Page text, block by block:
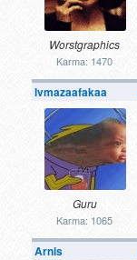
Worstgraphics
Karma: 1470
lvmazaafakaa
Guru
Karma: 1065
Arnis